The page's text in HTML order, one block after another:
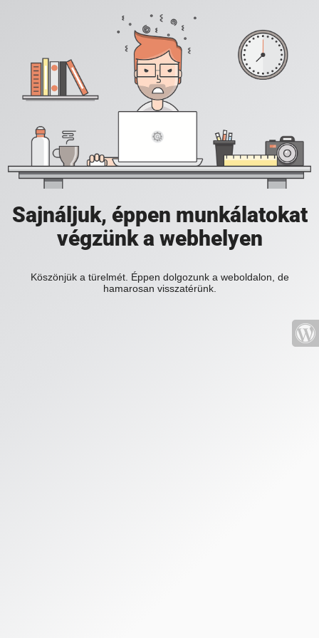
Sajnáljuk, éppen munkálatokat
végzünk a webhelyen
Köszönjük a türelmét. Éppen dolgozunk a weboldalon, de
hamarosan visszatérünk.